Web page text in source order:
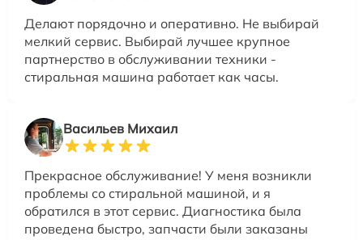
Делают порядочно и оперативно. Не выбирай
мелкий сервис. Выбирай лучшее крупное
партнерство в обслуживании техники -
стиральная машина работает как часы.
Васильев Михаил
Прекрасное обслуживание! У меня возникли
проблемы со стиральной машиной, и я
обратился в этот сервис. Диагностика была
проведена быстро, запчасти были заказаны